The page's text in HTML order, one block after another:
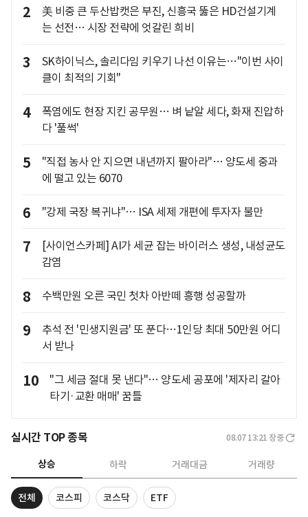
2
美 비중 큰 두산밥캣은 부진, 신흥국 뚫은 HD건설기계
는 선전… 시장 전략에 엇갈린 희비
3
SK하이닉스, 솔리다임 키우기 나선 이유는…"이번 사이
클이 최적의 기회"
4
폭염에도 현장 지킨 공무원… 벼 낱알 세다, 화재 진압하
다 '풀썩'
5
"직접 농사 안 지으면 내년까지 팔아라"… 양도세 중과
에 떨고 있는 6070
6 "강제 국장 복귀냐"… ISA 세제 개편에 투자자 불만
7
[사이언스카페] AI가 세균 잡는 바이러스 생성, 내성균도
감염
8 수백만원 오른 국민 첫차 아반떼 흥행 성공할까
9
추석 전 '민생지원금' 또 푼다…1인당 최대 50만원 어디
서 받나
10
"그 세금 절대 못 낸다"… 양도세 공포에 '제자리 갈아
타기·교환 매매' 꿈틀
실시간 TOP 종목 08.07 13:21 장중
상승 하락 거래대금 거래량
전체 코스피 코스닥 ETF